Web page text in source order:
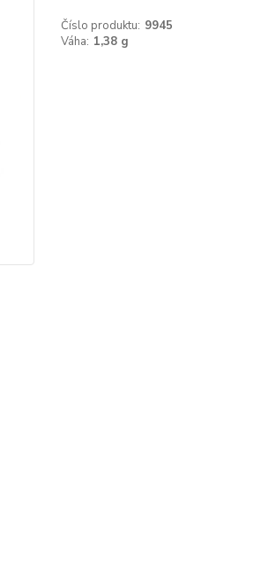
Číslo produktu: 9945
Váha: 1,38 g